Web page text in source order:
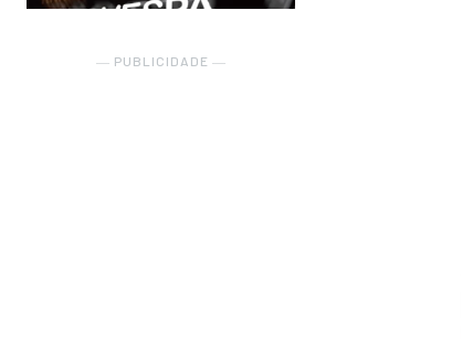
― PUBLICIDADE ―